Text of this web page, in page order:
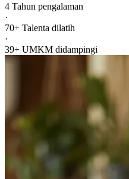
4 Tahun pengalaman
·
70+ Talenta dilatih
·
39+ UMKM didampingi